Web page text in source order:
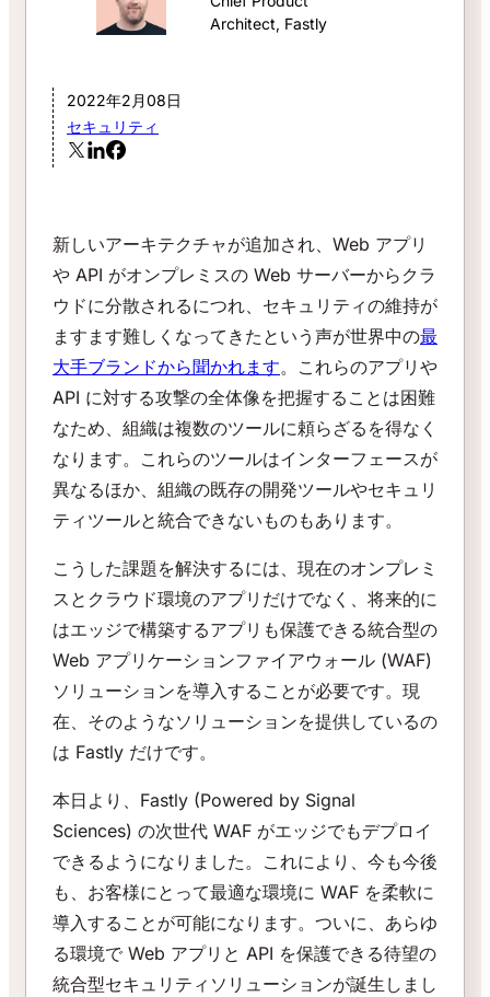
Architect, Fastly
2022年2月08日
セキュリティ
新しいアーキテクチャが追加され、Web アプリ
や API がオンプレミスの Web サーバーからクラ
ウドに分散されるにつれ、セキュリティの維持が
ますます難しくなってきたという声が世界中の最
大手ブランドから聞かれます。これらのアプリや
API に対する攻撃の全体像を把握することは困難
なため、組織は複数のツールに頼らざるを得なく
なります。これらのツールはインターフェースが
異なるほか、組織の既存の開発ツールやセキュリ
ティツールと統合できないものもあります。
こうした課題を解決するには、現在のオンプレミ
スとクラウド環境のアプリだけでなく、将来的に
はエッジで構築するアプリも保護できる統合型の
Web アプリケーションファイアウォール (WAF)
ソリューションを導入することが必要です。現
在、そのようなソリューションを提供しているの
は Fastly だけです。
本日より、Fastly (Powered by Signal
Sciences) の次世代 WAF がエッジでもデプロイ
できるようになりました。これにより、今も今後
も、お客様にとって最適な環境に WAF を柔軟に
導入することが可能になります。ついに、あらゆ
る環境で Web アプリと API を保護できる待望の
統合型セキュリティソリューションが誕生しまし